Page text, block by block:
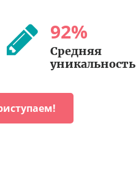
92%
Средняя
уникальность